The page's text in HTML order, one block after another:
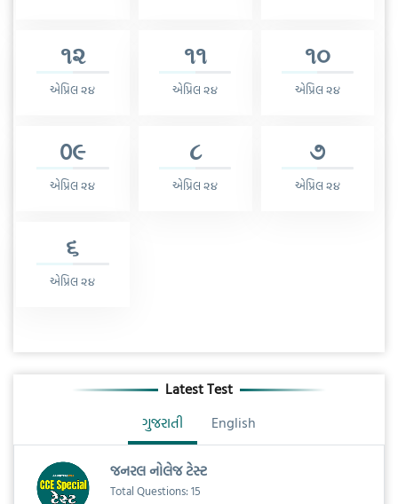
૧૨
એપ્રિલ ૨૪
૧૧
એપ્રિલ ૨૪
૧૦
એપ્રિલ ૨૪
0૯
એપ્રિલ ૨૪
૮
એપ્રિલ ૨૪
૭
એપ્રિલ ૨૪
૬
એપ્રિલ ૨૪
Latest Test
ગુજરાતી
English
જનરલ નોલેજ ટેસ્ટ
Total Questions: 15